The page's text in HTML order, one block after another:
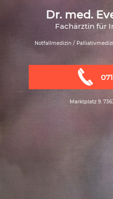
Dr. med.
Fachärztin für
Notfallmedizin /
Marktplatz 9.